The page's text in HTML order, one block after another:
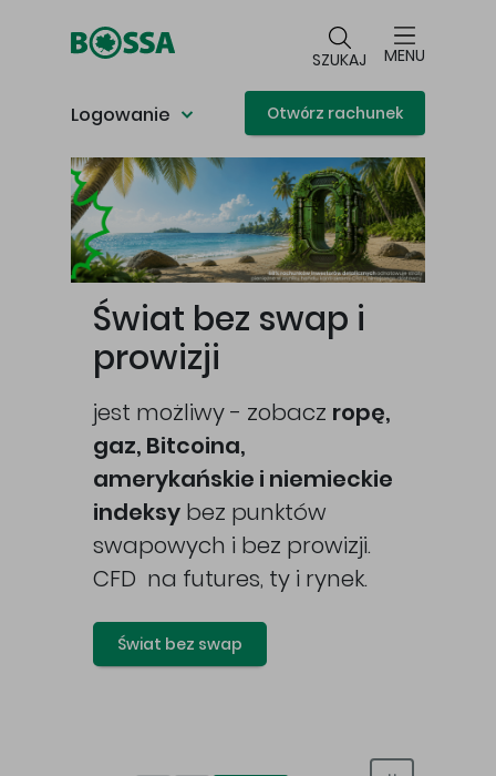
SZUKAJ MENU
Logowanie Otwórz rachunek
Główna treść
Świat bez swap i
prowizji
jest możliwy - zobacz ropę,
gaz, Bitcoina,
amerykańskie i niemieckie
indeksy bez punktów
swapowych i bez prowizji.
CFD na futures, ty i rynek.
Świat bez swap